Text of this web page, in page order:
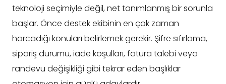
teknoloji seçimiyle değil, net tanımlanmış bir sorunla
başlar. Önce destek ekibinin en çok zaman
harcadığı konuları belirlemek gerekir. Şifre sıfırlama,
sipariş durumu, iade koşulları, fatura talebi veya
randevu değişikliği gibi tekrar eden başlıklar